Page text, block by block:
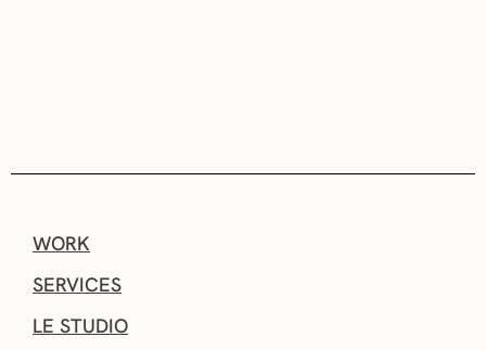
WORK
SERVICES
LE STUDIO